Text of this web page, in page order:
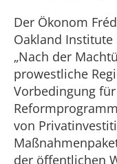
Der Ökonom
Oakland
„Nach der
prowestliche
Vorbedingung
von
der öffentlichen